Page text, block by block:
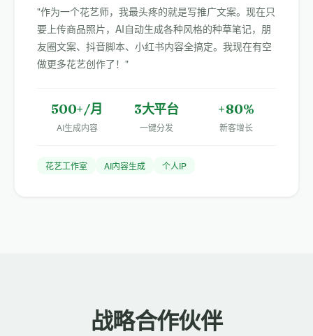
"作为一个花艺师，我最头疼的就是写推广文案。现在只
要上传商品照片，AI自动生成各种风格的种草笔记，朋
友圈文案、抖音脚本、小红书内容全搞定。我现在有空
做更多花艺创作了！"
500+/月
AI生成内容
3大平台
一键分发
+80%
新客增长
花艺工作室 AI内容生成 个人IP
战略合作伙伴